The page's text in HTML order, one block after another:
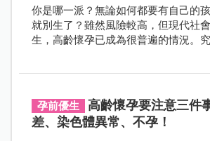
你是哪一派？無論如何都要有自己的
就別生了？雖然風險較高，但現代社
生，高齡懷孕已成為很普遍的情況。
孕前優生
高齡懷孕要注意三件
差、染色體異常、不孕！